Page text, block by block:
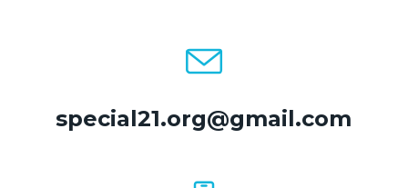
special21.org@gmail.com